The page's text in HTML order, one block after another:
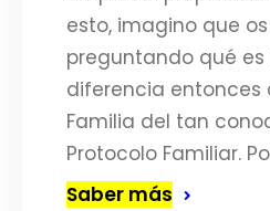
esto, imagino que
preguntando qué es
diferencia entonces
Familia del tan
Protocolo Familiar.
Saber más